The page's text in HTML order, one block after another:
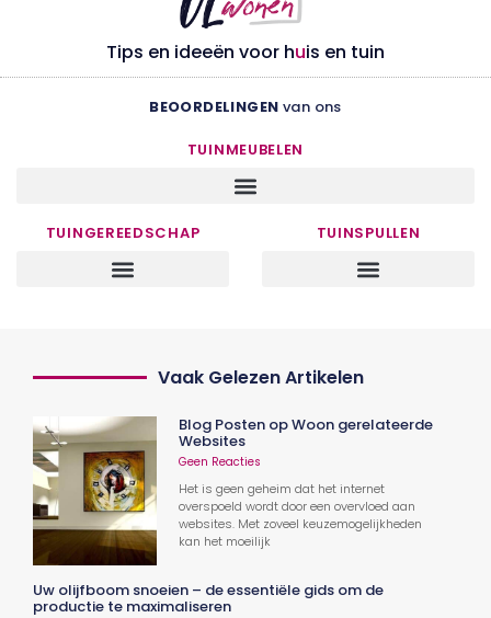
Tips en ideeën voor huis en tuin
BEOORDELINGEN van ons
TUINMEUBELEN
TUINGEREEDSCHAP TUINSPULLEN
Vaak Gelezen Artikelen
Blog Posten op Woon gerelateerde
Websites
Geen Reacties
Het is geen geheim dat het internet
overspoeld wordt door een overvloed aan
websites. Met zoveel keuzemogelijkheden
kan het moeilijk
Uw olijfboom snoeien – de essentiële gids om de
productie te maximaliseren